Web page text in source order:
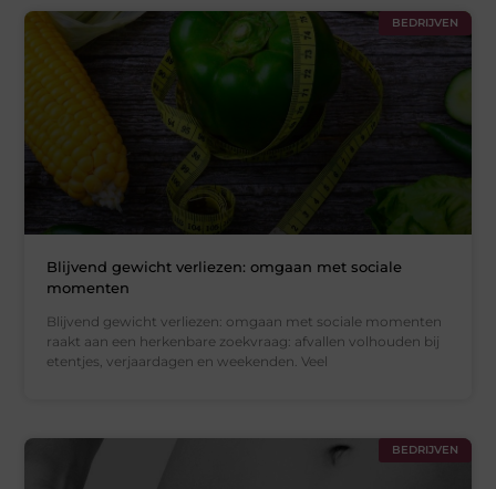
BEDRIJVEN
Blijvend gewicht verliezen: omgaan met sociale
momenten
Blijvend gewicht verliezen: omgaan met sociale momenten
raakt aan een herkenbare zoekvraag: afvallen volhouden bij
etentjes, verjaardagen en weekenden. Veel
BEDRIJVEN